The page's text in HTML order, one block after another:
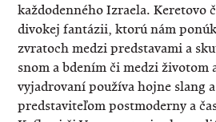
každodenného Izraela. Keretovo
divokej fantázii, ktorú nám
zvratoch medzi predstavami a
snom a bdením či medzi životom
vyjadrovaní používa hojne slang
predstaviteľom postmoderny a